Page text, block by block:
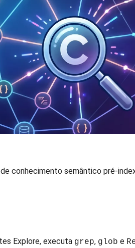
conhecimento semântico pré-
Explore, executa grep, glob e